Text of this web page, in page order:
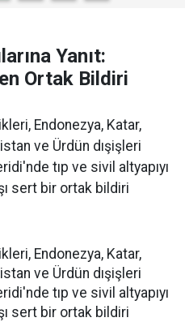
Yanıt:
Ortak Bildiri
Endonezya, Katar,
ve Ürdün dışişleri
tıp ve sivil altyapıyı
sert bir ortak bildiri
Endonezya, Katar,
ve Ürdün dışişleri
tıp ve sivil altyapıyı
sert bir ortak bildiri